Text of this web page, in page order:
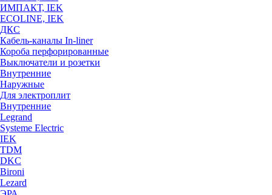
ИМПАКТ, IEK
ECOLINE, IEK
ДКС
Кабель-каналы In-liner
Короба перфорированные
Выключатели и розетки
Внутренние
Наружные
Для электроплит
Внутренние
Legrand
Systeme Electric
IEK
TDM
DKC
Bironi
Lezard